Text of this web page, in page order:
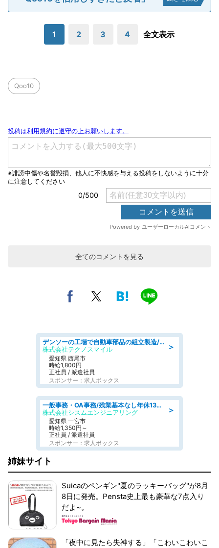
1 2 3 4 全文表示
Qoo10
全てのコメントを見る
＞
デンソーの工場で自動車部品の組立製造/denso aichi
株式会社テクノスマイル
愛知県 西尾市
時給1,800円
正社員 / 派遣社員
スポンサー：求人ボックス
＞
一般事務・OA事務/残業基本なし年休130日社保完備の一般・調達事務
株式会社シスムエンジニアリング
愛知県 一宮市
時給1,350円～
正社員 / 派遣社員
スポンサー：求人ボックス
姉妹サイト
Suicaのペンギン"夏のラッキーバッグ"が8月
8日に発売。Pensta史上最も豪華な7点入り
だよ~。
「夜中に見たら失神する」「こわいこわいこ